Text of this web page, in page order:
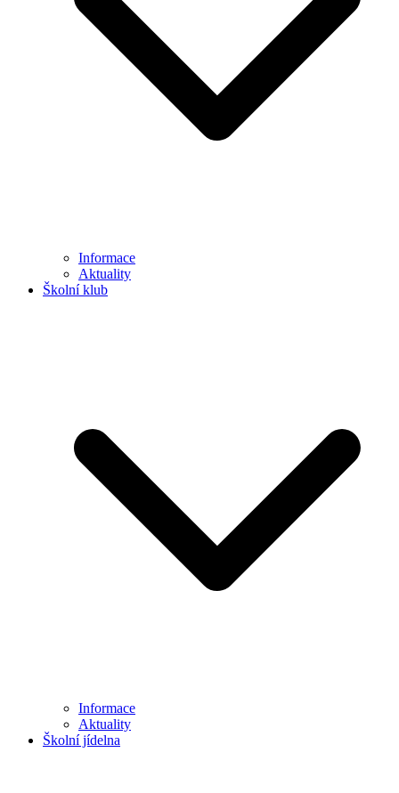
Informace
Aktuality
Školní klub
Informace
Aktuality
Školní jídelna